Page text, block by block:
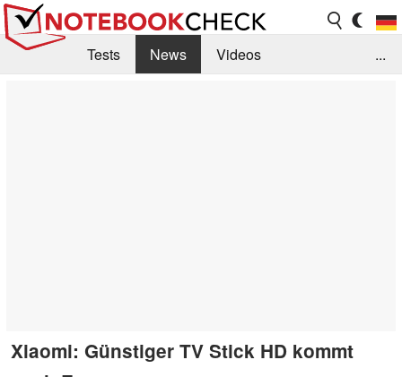
Tests News
Videos
...
Xiaomi: Günstiger TV Stick HD kommt